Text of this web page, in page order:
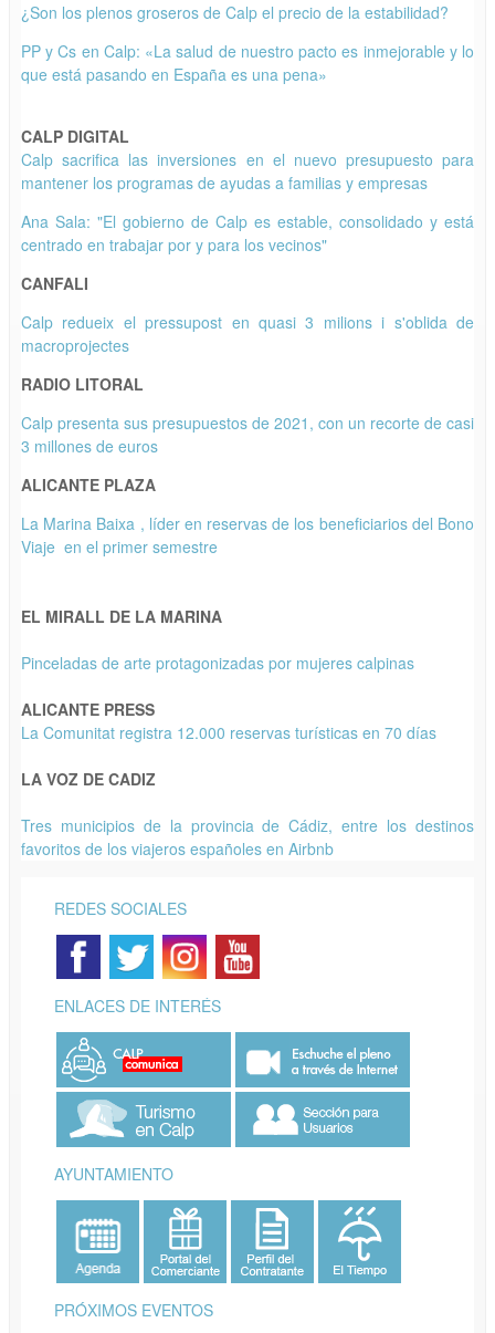
¿Son los plenos groseros de Calp el precio de la estabilidad?
PP y Cs en Calp: «La salud de nuestro pacto es inmejorable y lo
que está pasando en España es una pena»
CALP DIGITAL
Calp sacrifica las inversiones en el nuevo presupuesto para
mantener los programas de ayudas a familias y empresas
Ana Sala: "El gobierno de Calp es estable, consolidado y está
centrado en trabajar por y para los vecinos"
CANFALI
Calp redueix el pressupost en quasi 3 milions i s'oblida de
macroprojectes
RADIO LITORAL
Calp presenta sus presupuestos de 2021, con un recorte de casi
3 millones de euros
ALICANTE PLAZA
La Marina Baixa , líder en reservas de los beneficiarios del Bono
Viaje en el primer semestre
EL MIRALL DE LA MARINA
Pinceladas de arte protagonizadas por mujeres calpinas
ALICANTE PRESS
La Comunitat registra 12.000 reservas turísticas en 70 días
LA VOZ DE CADIZ
Tres municipios de la provincia de Cádiz, entre los destinos
favoritos de los viajeros españoles en Airbnb
REDES SOCIALES
ENLACES DE INTERÉS
AYUNTAMIENTO
PRÓXIMOS EVENTOS